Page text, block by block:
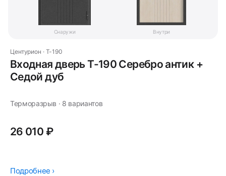
Снаружи Внутри
Центурион · T-190
Входная дверь T-190 Серебро антик +
Седой дуб
Терморазрыв · 8 вариантов
26 010 ₽
Подробнее ›